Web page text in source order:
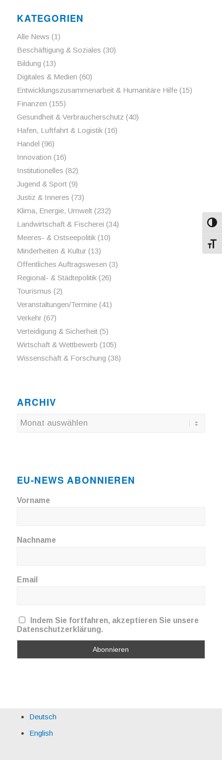
KATEGORIEN
Alle News (1)
Beschäftigung & Soziales (30)
Bildung (13)
Digitales & Medien (60)
Entwicklungszusammenarbeit & Humanitäre Hilfe(15)
Finanzen (155)
Gesundheit & Verbraucherschutz (40)
Hafen, Luftfahrt & Logistik(16)
Handel (96)
Innovation (16)
Institutionelles (82)
Jugend & Sport(9)
Justiz & Inneres (73)
Klima, Energie, Umwelt(232)
Landwirtschaft & Fischerei (34)
Meeres- & Ostseepolitik(10)
Minderheiten & Kultur(13)
Öffentliches Auftragswesen (3)
Regional- & Städtepolitik(26)
Tourismus (2)
Veranstaltungen/Termine(41)
Verkehr(67)
Verteidigung & Sicherheit(5)
Wirtschaft & Wettbewerb (105)
Wissenschaft & Forschung (38)
ARCHIV
EU-NEWS ABONNIEREN
Vorname
Nachname
Email
Indem Sie fortfahren, akzeptieren Sie unsere
Datenschutzerklärung.
Deutsch
English